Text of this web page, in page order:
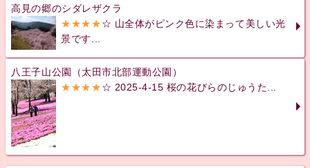
高見の郷のシダレザクラ
★★★★☆ 山全体がピンク色に染まって美しい光
景です...
八王子山公園（太田市北部運動公園）
★★★★☆ 2025-4-15 桜の花びらのじゅうた...